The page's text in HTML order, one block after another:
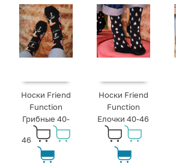
Носки Friend
Function
Грибные 40-
46
Носки Friend
Function
Елочки 40-46